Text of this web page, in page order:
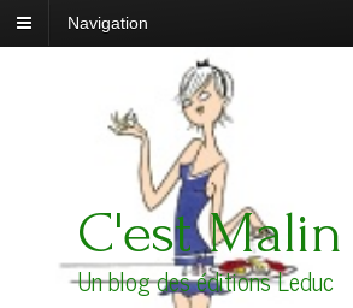
Navigation
C'est
Un blog des éditions Leduc